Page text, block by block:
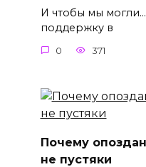
И чтобы мы
поддержку в
0 371
Почему
не пустяки